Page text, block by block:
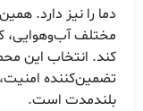
دما را نیز دارد.
مختلف آب‌وهوایی،
کند. انتخاب این
تضمین‌کننده
بلندمدت است.